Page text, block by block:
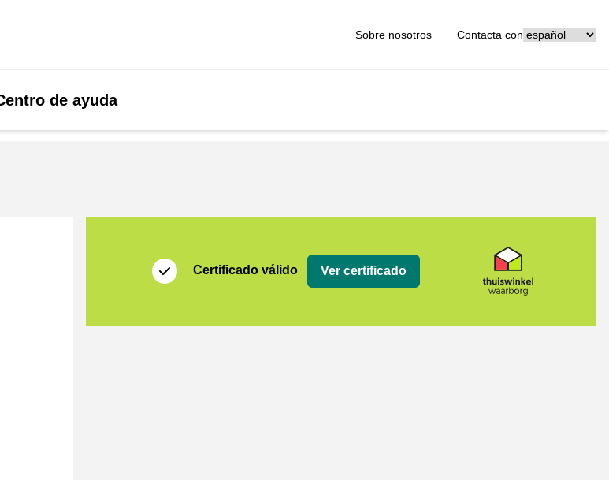
Sobre nosotros Contacta con
de ayuda
Certificado válido Ver certificado